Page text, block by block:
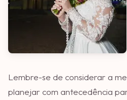
Lembre-se de considerar a
planejar com antecedência